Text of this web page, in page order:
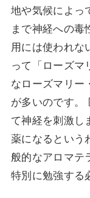
地や気候によっ
まで神経への毒
用には使われな
って「ローズマ
なローズマリー
が多いのです。
て神経を刺激し
薬になるという
般的なアロマテ
特別に勉強する